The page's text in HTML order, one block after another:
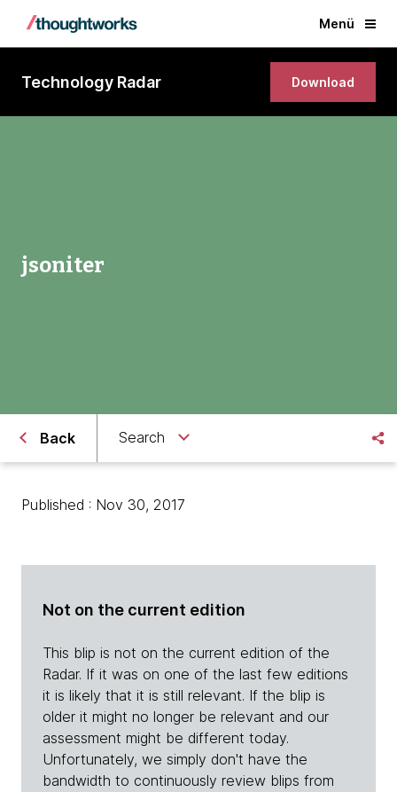
Menü
Technology Radar Download
jsoniter
Back Search
Published : Nov 30, 2017
Not on the current edition
This blip is not on the current edition of the
Radar. If it was on one of the last few editions
it is likely that it is still relevant. If the blip is
older it might no longer be relevant and our
assessment might be different today.
Unfortunately, we simply don't have the
bandwidth to continuously review blips from